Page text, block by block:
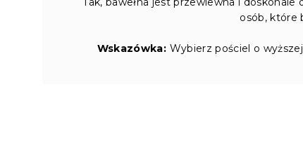
osób, które
Wskazówka: Wybierz pościel o